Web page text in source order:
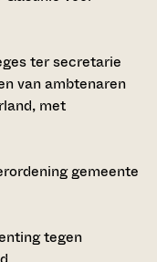
ter secretarie
van ambtenaren
met
gemeente
tegen